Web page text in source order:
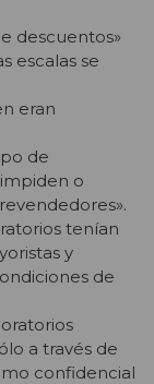
descuentos»
escalas se
eran
de
o
tenían
y
de
a través de
confidencial